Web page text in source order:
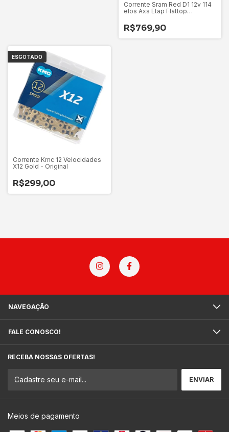
Corrente Sram Red D1 12v 114
elos Axs Etap Flattop
R$769,90
ESGOTADO
Corrente Kmc 12 Velocidades
X12 Gold - Original
R$299,00
NAVEGAÇÃO
FALE CONOSCO!
RECEBA NOSSAS OFERTAS!
Meios de pagamento